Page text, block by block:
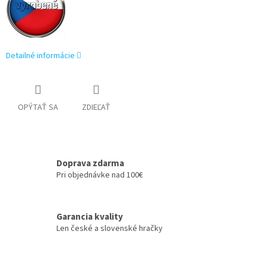
Detailné informácie
OPÝTAŤ SA ZDIEĽAŤ
Doprava zdarma
Pri objednávke nad 100€
Garancia kvality
Len české a slovenské hračky